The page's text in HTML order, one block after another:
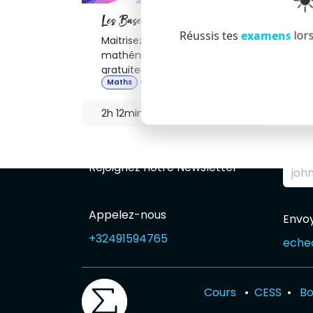
Les Bases en maths
Maitrisez les bases en
mathématiques
gratuitement !
Maths
2h 12min
Rejoignez notre Newsletter
Appelez-nous
+32491594765
Cours • CESS •
Réussis tes examens